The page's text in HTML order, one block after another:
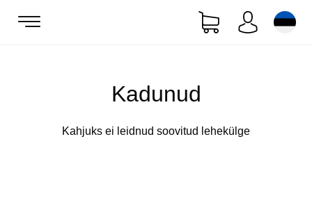
Kadunud
Kahjuks ei leidnud soovitud lehekülge